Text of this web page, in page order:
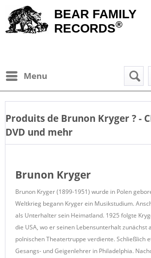
BEAR FAMILY
RECORDS®
Menu
Produits de Brunon Kryger? -
DVD und mehr
Brunon Kryger
Brunon Kryger (1899-1951) wurde in Polen
Weltkrieg begann Kryger ein Musikstudium.
als Unterhalter sein Heimatland. 1925 folgte
die USA, wo er seinen Lebensunterhalt zunächst
polnischen Theatertruppe verdiente. Schließlich
Gesangs- und Geigenlehrer in Philadelphia.